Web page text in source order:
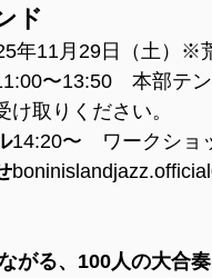
ド
年11月29日（土）※
〜13:50　本部テ
け取りください。
14:20〜　ワークショ
がる、100人の大合奏